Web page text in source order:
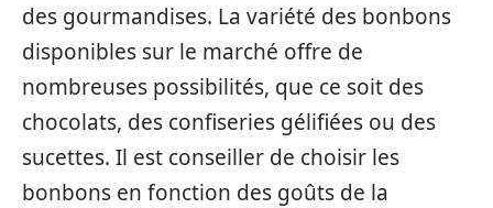
des gourmandises. La variété des bonbons
disponibles sur le marché offre de
nombreuses possibilités, que ce soit des
chocolats, des confiseries gélifiées ou des
sucettes. Il est conseiller de choisir les
bonbons en fonction des goûts de la